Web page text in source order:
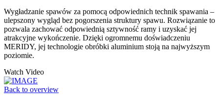
Wygładzanie spawów za pomocą odpowiednich technik spawania –
ulepszony wygląd bez pogorszenia struktury spawu. Rozwiązanie to
pozwala zachować odpowiednią sztywność ramy i uzyskać jej
atrakcyjne wykończenie. Dzięki ogromnemu doświadczeniu
MERIDY, jej technologie obróbki aluminium stoją na najwyższym
poziomie.
Watch Video
Back to overview